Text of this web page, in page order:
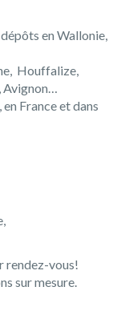
en Wallonie,
Houffalize,
Avignon…
France et dans
rendez-vous!
sur mesure.